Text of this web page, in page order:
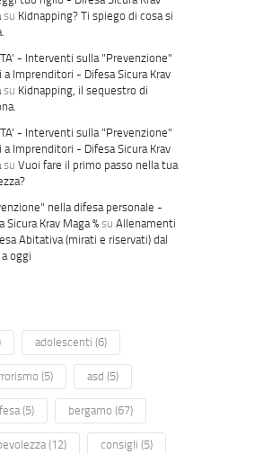
su Kidnapping? Ti spiego di cosa si
- Interventi sulla "Prevenzione"
a Imprenditori - Difesa Sicura Krav
su Kidnapping, il sequestro di
- Interventi sulla "Prevenzione"
a Imprenditori - Difesa Sicura Krav
suVuoi fare il primo passo nella tua
nella difesa personale -
Sicura Krav Maga %suAllenamenti
Abitativa (mirati e riservati) dal
oggi
adolescenti (6)
(5) asd (5)
(5) bergamo (67)
(12) consigli (5)